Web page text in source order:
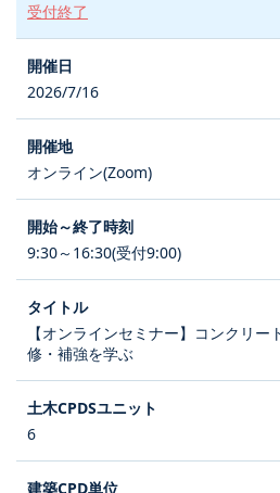
受付終了
2026/7/16
オンライン(Zoom)
9:30～16:30(受付9:00)
【オンラインセミナー】コンクリ
修・補強を学ぶ
6